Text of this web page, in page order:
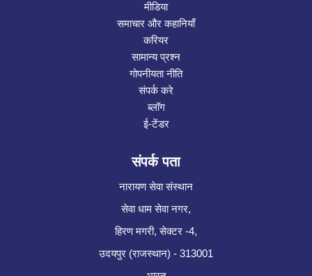
मीडिया
समाचार और कहानियाँ
करियर
सामान्य प्रश्न
गोपनीयता नीति
संपर्क करे
ब्लॉग
ई-टेंडर
संपर्क पता
नारायण सेवा संस्थान
सेवा धाम सेवा नगर,
हिरण मगरी, सेक्टर -4,
उदयपुर (राजस्थान) - 313001